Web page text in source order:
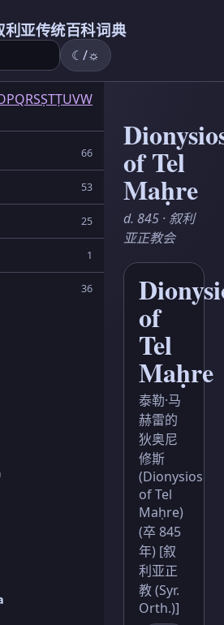
利亚传统百科词典
☾/☼
PQRSṢTṬUVW
66
53
25
1
36
of Tel
Maḥre
d. 845 · 叙利
亚正教会
of
Tel
Maḥre
泰勒·马
赫雷的
狄奥尼
修斯
(Dionysios
of Tel
Maḥre)
(卒 845
年) [叙
利亚正
教 (Syr.
Orth.)]